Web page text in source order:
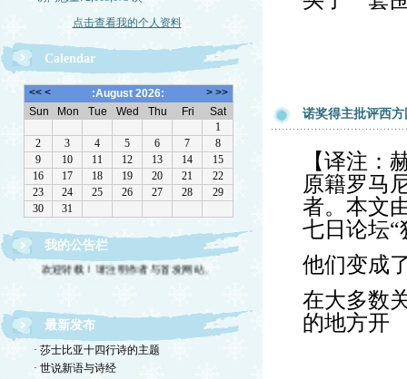
点击查看我的个人资料
Calendar
我的公告栏
欢迎转载！请注明作者与首发网站。
最新发布
· 莎士比亚十四行诗的主题
· 世说新语与诗经
诺奖得主批评西
【译注：
原籍罗马
者。本文
七日论坛“
他们变成
在大多数
的地方开